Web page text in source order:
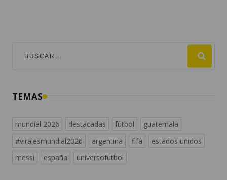
TEMAS
mundial 2026 destacadas fútbol
guatemala
#viralesmundial2026
argentina fifa
estados unidos
messi
españa universofutbol